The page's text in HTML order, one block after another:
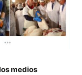
medios